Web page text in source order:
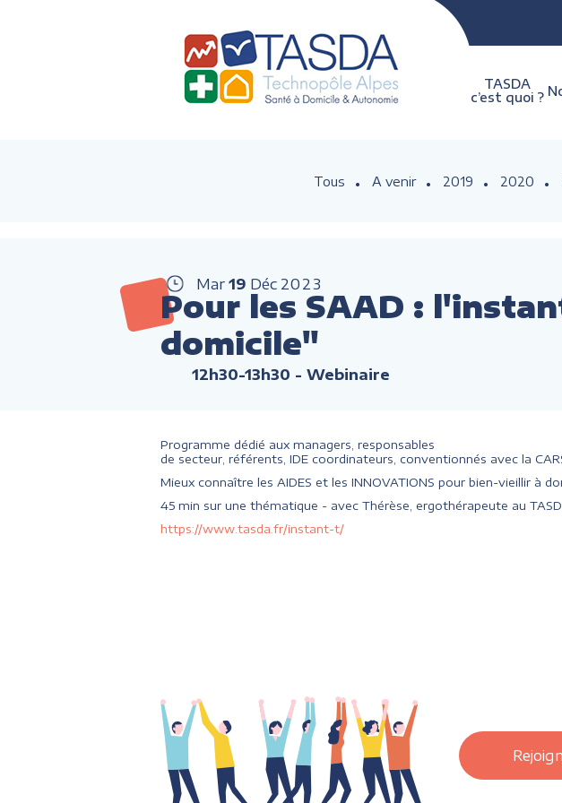
TASDA
c’est quoi ?
Tous A venir 2019 2020
Mar 19 Déc 2023
Pour les SAAD :
domicile"
12h30-13h30 - Webinaire
Programme dédié aux managers, responsables
de secteur, référents, IDE coordinateurs, conventionnés avec la
Mieux connaître les AIDES et les INNOVATIONS pour bien-vieillir à
45 min sur une thématique - avec Thérèse, ergothérapeute au
https://www.tasda.fr/instant-t/